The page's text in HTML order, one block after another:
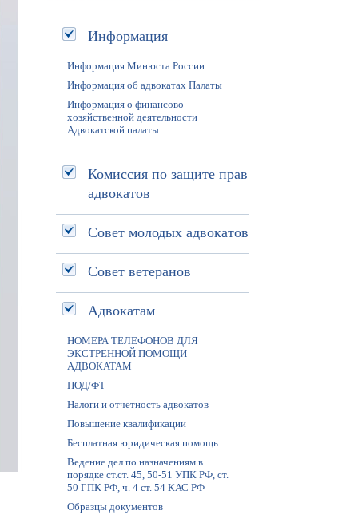
Информация
Информация Минюста России
Информация об адвокатах Палаты
Информация о финансово-
хозяйственной деятельности
Адвокатской палаты
Комиссия по защите прав
адвокатов
Совет молодых адвокатов
Совет ветеранов
Адвокатам
НОМЕРА ТЕЛЕФОНОВ ДЛЯ
ЭКСТРЕННОЙ ПОМОЩИ
АДВОКАТАМ
ПОД/ФТ
Налоги и отчетность адвокатов
Повышение квалификации
Бесплатная юридическая помощь
Ведение дел по назначениям в
порядке ст.ст. 45, 50-51 УПК РФ, ст.
50 ГПК РФ, ч. 4 ст. 54 КАС РФ
Образцы документов